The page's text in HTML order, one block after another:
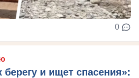
0
берегу и ищет спасения»: